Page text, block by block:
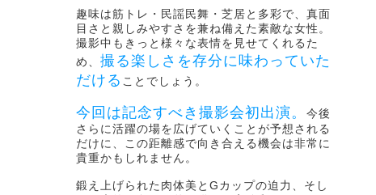
趣味は筋トレ・民謡民舞・芝居と多彩で、真面
目さと親しみやすさを兼ね備えた素敵な女性。
撮影中もきっと様々な表情を見せてくれるた
め、 撮る楽しさを存分に味わっていた
だける ことでしょう。
今回は記念すべき撮影会初出演。
今後
さらに活躍の場を広げていくことが予想される
だけに、この距離感で向き合える機会は非常に
貴重かもしれません。
鍛え上げられた肉体美とGカップの迫力、そし